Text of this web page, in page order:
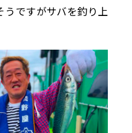
うですがサバを釣り上